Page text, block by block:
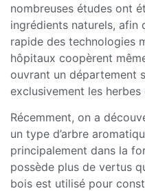
nombreuses études ont
ingrédients naturels, afin
rapide des technologies
hôpitaux coopèrent
ouvrant un département
exclusivement les herbes
Récemment, on a
un type d’arbre
principalement dans la
possède plus de vertus
bois est utilisé pour